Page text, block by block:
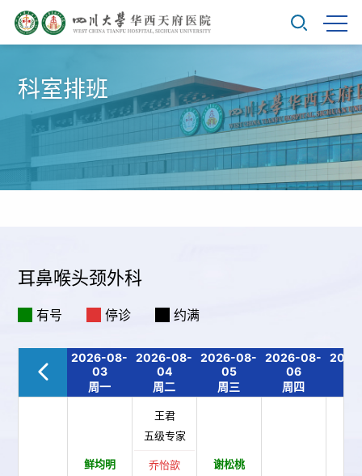
科室排班
耳鼻喉头颈外科
有号 停诊 约满
2026-08-
03
周一
2026-08-
04
周二
2026-08-
05
周三
2026-08-
06
周四
鲜均明
王君
五级专家
乔怡歆
谢松桃